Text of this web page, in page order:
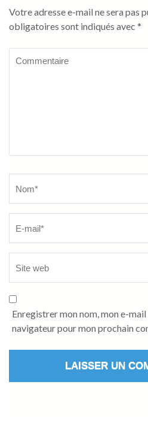
Votre adresse e-mail ne sera pas
obligatoires sont indiqués avec *
Enregistrer mon nom, mon e-
navigateur pour mon prochain